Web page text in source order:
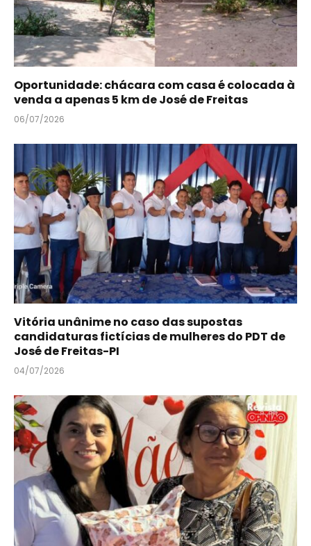
Oportunidade: chácara com casa é colocada à
venda a apenas 5 km de José de Freitas
06/07/2026
Vitória unânime no caso das supostas
candidaturas fictícias de mulheres do PDT de
José de Freitas-PI
04/07/2026